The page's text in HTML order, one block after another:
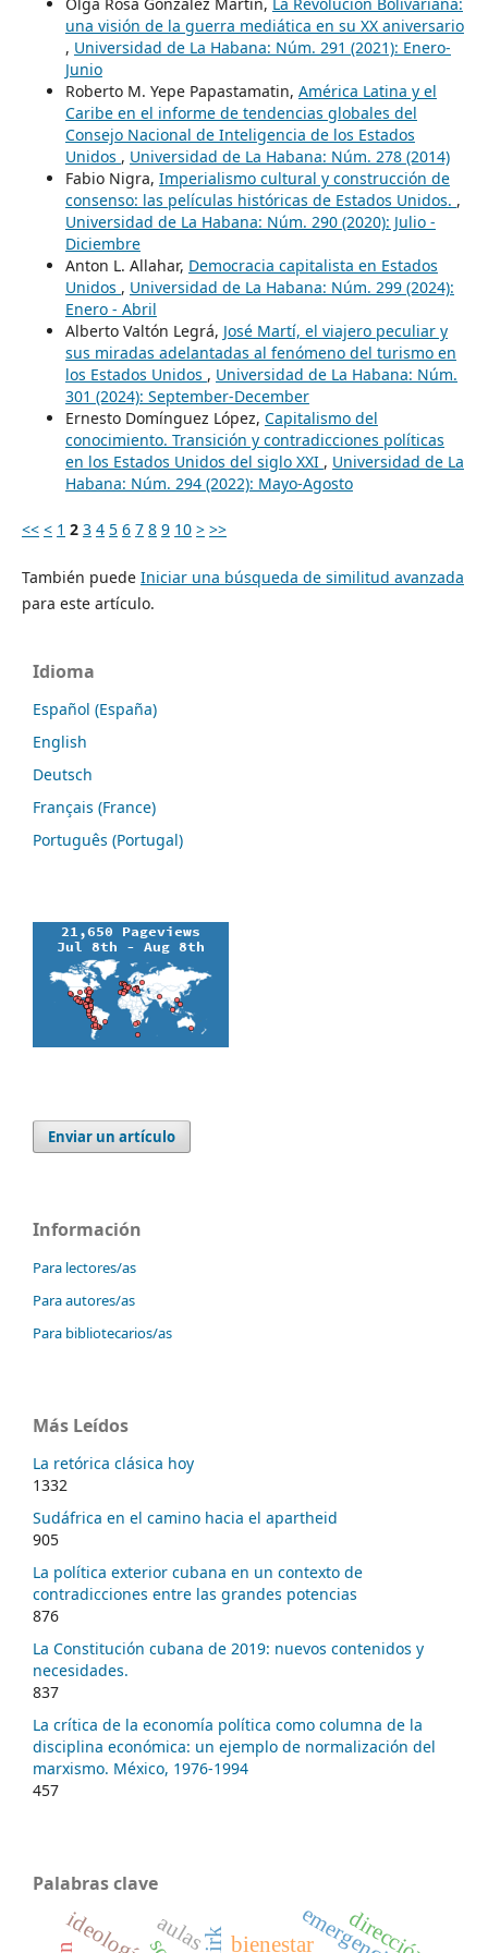
una visión de la guerra mediática en su XX aniversario
, Universidad de La Habana: Núm. 291 (2021): Enero-
Junio
Roberto M. Yepe Papastamatin, América Latina y el
Caribe en el informe de tendencias globales del
Consejo Nacional de Inteligencia de los Estados
Unidos , Universidad de La Habana: Núm. 278 (2014)
Fabio Nigra, Imperialismo cultural y construcción de
consenso: las películas históricas de Estados Unidos. ,
Universidad de La Habana: Núm. 290 (2020): Julio -
Diciembre
Anton L. Allahar, Democracia capitalista en Estados
Unidos , Universidad de La Habana: Núm. 299 (2024):
Enero - Abril
Alberto Valtón Legrá, José Martí, el viajero peculiar y
sus miradas adelantadas al fenómeno del turismo en
los Estados Unidos , Universidad de La Habana: Núm.
301 (2024): September-December
Ernesto Domínguez López, Capitalismo del
conocimiento. Transición y contradicciones políticas
en los Estados Unidos del siglo XXI , Universidad de La
Habana: Núm. 294 (2022): Mayo-Agosto
<< < 1 2 3 4 5 6 7 8 9 10 > >>
También puede Iniciar una búsqueda de similitud avanzada
para este artículo.
Idioma
Español (España)
English
Deutsch
Français (France)
Português (Portugal)
Enviar un artículo
Información
Para lectores/as
Para autores/as
Para bibliotecarios/as
Más Leídos
La retórica clásica hoy
1332
Sudáfrica en el camino hacia el apartheid
905
La política exterior cubana en un contexto de
contradicciones entre las grandes potencias
876
La Constitución cubana de 2019: nuevos contenidos y
necesidades.
837
La crítica de la economía política como columna de la
disciplina económica: un ejemplo de normalización del
marxismo. México, 1976-1994
457
Palabras clave
ideología emergencia
bienestar
aulas dirección